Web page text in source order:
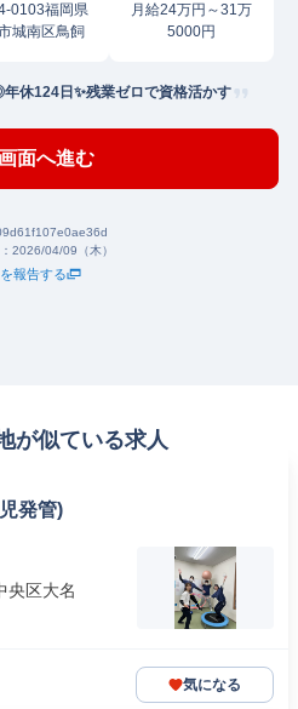
0103福岡県
城南区鳥飼
月給24万円～31万
5000円
休124日✨残業ゼロで資格活かす
面へ進む
2026/04/09（木）
報告する
が似ている求人
発管)
央区大名
気になる